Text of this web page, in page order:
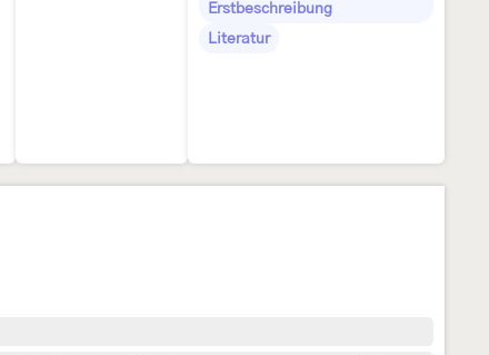
Erstbeschreibung
Literatur